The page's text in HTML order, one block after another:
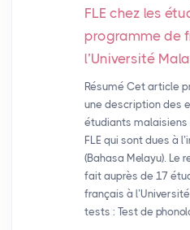
FLE chez les
programme de
l’Université
Résumé Cet article
une description des
étudiants malaisiens
FLE qui sont dues à
(Bahasa Melayu). Le
fait auprès de 17
français à
tests : Test de